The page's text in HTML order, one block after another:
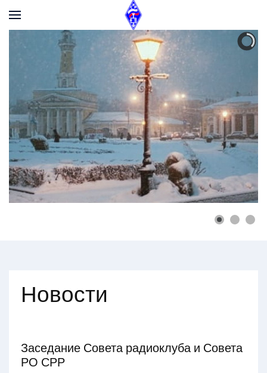
Новости
Заседание Совета радиоклуба и Совета
РО СРР